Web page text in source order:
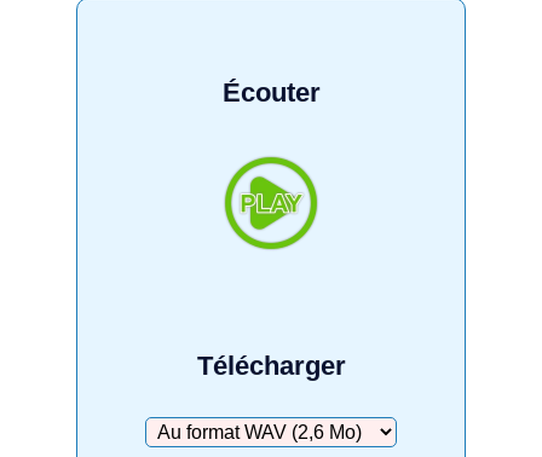
Écouter
Télécharger
Télécharger